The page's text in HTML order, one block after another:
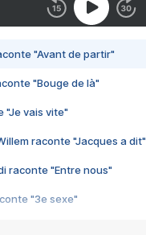
"Avant de partir"
"Bouge de là"
"Je vais vite"
raconte "Jacques a dit"
raconte "Entre nous"
"3e sexe"